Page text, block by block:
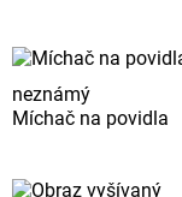
neznámý
Míchač na povidla